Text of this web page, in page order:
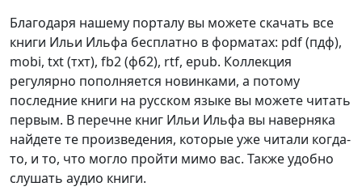
Благодаря нашему порталу вы можете скачать все
книги Ильи Ильфа бесплатно в форматах: pdf (пдф),
mobi, txt (тхт), fb2 (фб2), rtf, epub. Коллекция
регулярно пополняется новинками, а потому
последние книги на русском языке вы можете читать
первым. В перечне книг Ильи Ильфа вы наверняка
найдете те произведения, которые уже читали когда-
то, и то, что могло пройти мимо вас. Также удобно
слушать аудио книги.